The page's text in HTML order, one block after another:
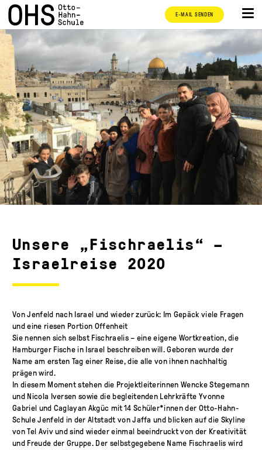
E-MAIL SENDEN
Unsere „Fischraelis“ –
Israelreise 2020
Von Jenfeld nach Israel und wieder zurück: Im Gepäck viele Fragen
und eine riesen Portion Offenheit
Sie nennen sich selbst Fischraelis – eine eigene Wortkreation, die
Hamburger Fische in Israel beschreiben will. Geboren wurde der
Name am ersten Tag einer Reise, die alle von ihnen nachhaltig
prägen wird.
In diesem Moment stehen die Projektleiterinnen Wencke Stegemann
und Nicola Iversen sowie die begleitenden Lehrkräfte Yvonne
Gabriel und Caglayan Akgüc mit 14 Schüler*innen der Otto-Hahn-
Schule Jenfeld in der Altstadt von Jaffa und blicken auf die Skyline
von Tel Aviv und sind wieder einmal beeindruckt von der Kreativität
und Freude der Gruppe. Der selbstgegebene Name Fischraelis wird